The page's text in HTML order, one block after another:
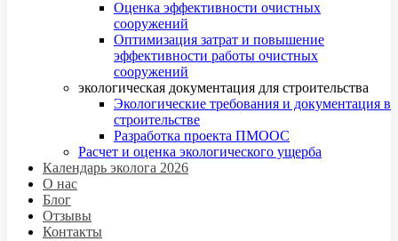
Оценка эффективности очистных
сооружений
Оптимизация затрат и повышение
эффективности работы очистных
сооружений
экологическая документация для строительства
Экологические требования и документация в
строительстве
Разработка проекта ПМООС
Расчет и оценка экологического ущерба
Календарь эколога 2026
О нас
Блог
Отзывы
Контакты